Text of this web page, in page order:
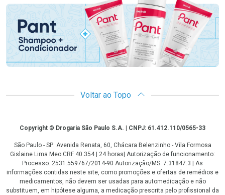
Voltar ao Topo
CopyrightCopyright © Drogaria São Paulo S.A. | CNPJ: 61.412.110/0565-33
São Paulo - SP: Avenida Renata, 60, Chácara Belenzinho - Vila Formosa
Gislaine Lima Meo CRF 40.354 | 24 horas| Autorização de funcionamento:
Processo: 2531.559767/2014-90 Autorização/MS: 7.31847.3 | As
informações contidas neste site, como promoções e ofertas de remédios e
medicamentos, não devem ser usadas para automedicação e não
substituem, em hipótese alguma, a medicação prescrita pelo profissional da